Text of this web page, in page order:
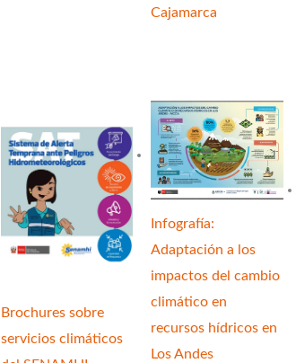
Cajamarca
Brochures sobre
servicios climáticos
Infografía:
Adaptación a los
impactos del cambio
climático en
recursos hídricos en
Los Andes